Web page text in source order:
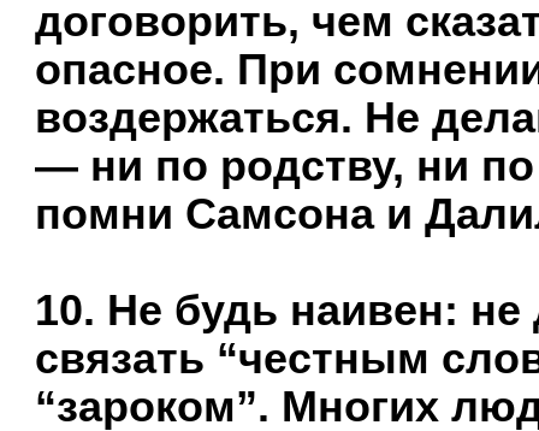
договорить, чем
опасное. При
воздержаться. Не
— ни по родству, ни
помни Самсона и
10. Не будь наивен:
связать “честным
“зароком”. Многих